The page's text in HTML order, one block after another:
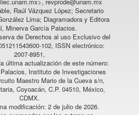
Raúl Vázquez López; Secretario
Lima; Diagramadora y Editora
Minerva García Palacios.
de Derechos al uso Exclusivo del
102, ISSN electrónico:
2007-8951,
última actualización de este número:
Instituto de Investigaciones
Maestro Mario de la Cueva s/n,
Coyoacán, C.P. 04510, México,
CDMX.
modificación: 2 de julio de 2026.